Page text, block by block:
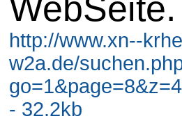
http://www.xn--
w2a.de/
- 32.2kb